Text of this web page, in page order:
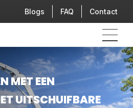
Blogs FAQ Contact
MET EEN
UITSCHUIFBARE